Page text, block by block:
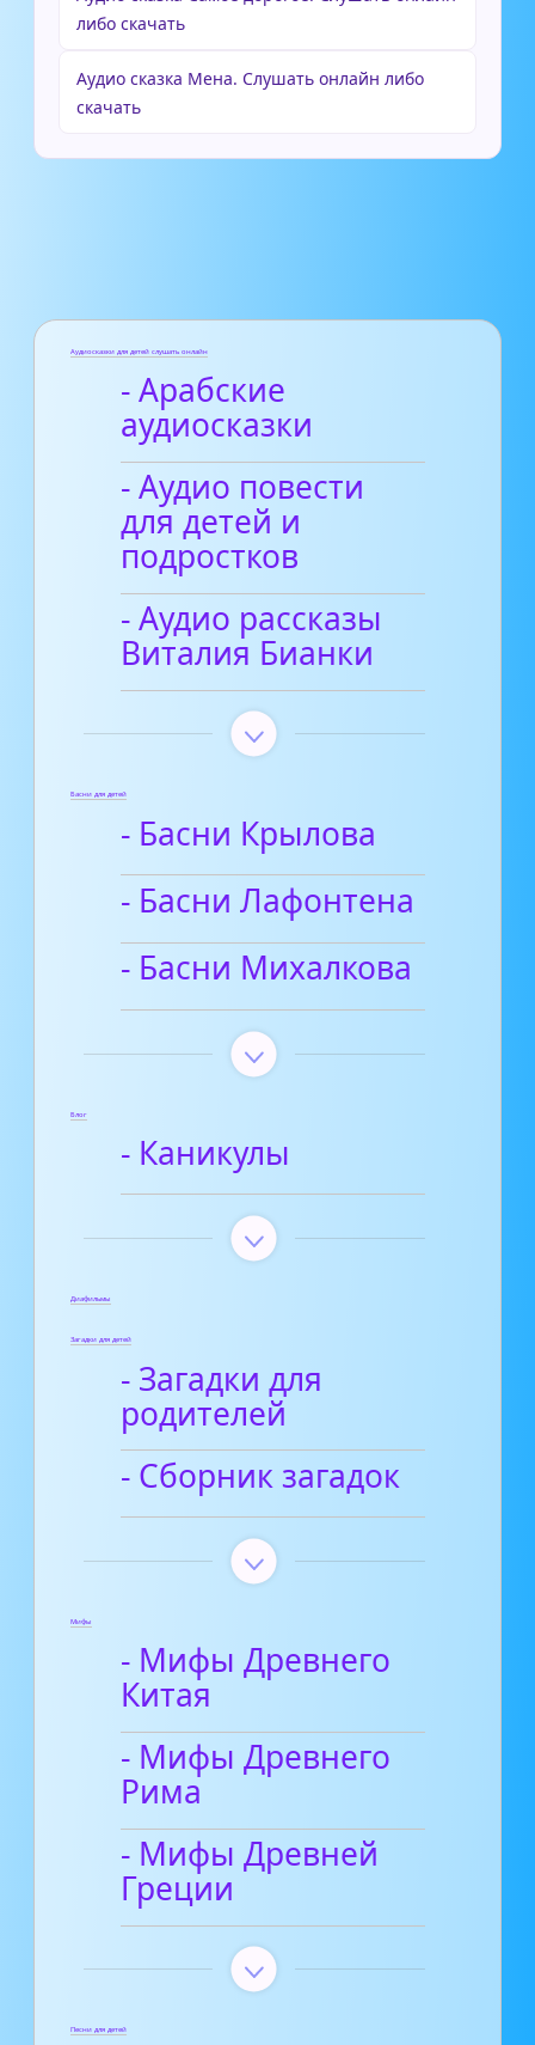
либо скачать
Аудио сказка Мена. Слушать онлайн либо
скачать
Аудиосказки для детей слушать онлайн
- Арабские
аудиосказки
- Аудио повести
для детей и
подростков
- Аудио рассказы
Виталия Бианки
Басни для детей
- Басни Крылова
- Басни Лафонтена
- Басни Михалкова
Блог
- Каникулы
Диафильмы
Загадки для детей
- Загадки для
родителей
- Сборник загадок
Мифы
- Мифы Древнего
Китая
- Мифы Древнего
Рима
- Мифы Древней
Греции
Песни для детей